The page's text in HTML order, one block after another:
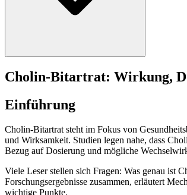
Cholin-Bitartrat: Wirkung,
Einführung
Cholin-Bitartrat steht im Fokus von
und Wirksamkeit. Studien legen nahe, dass
Bezug auf Dosierung und mögliche
Viele Leser stellen sich Fragen: Was genau ist
Forschungsergebnisse zusammen, erläutert
wichtige Punkte.